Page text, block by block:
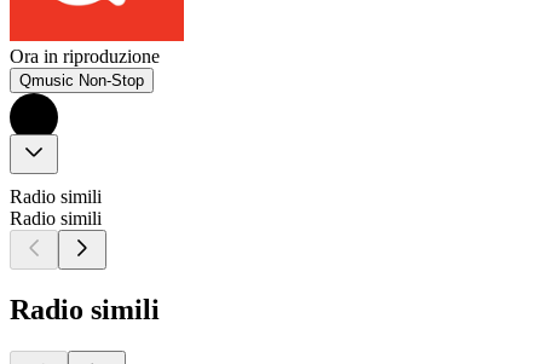
Ora in riproduzione
Qmusic Non-Stop
Radio simili
Radio simili
Radio simili